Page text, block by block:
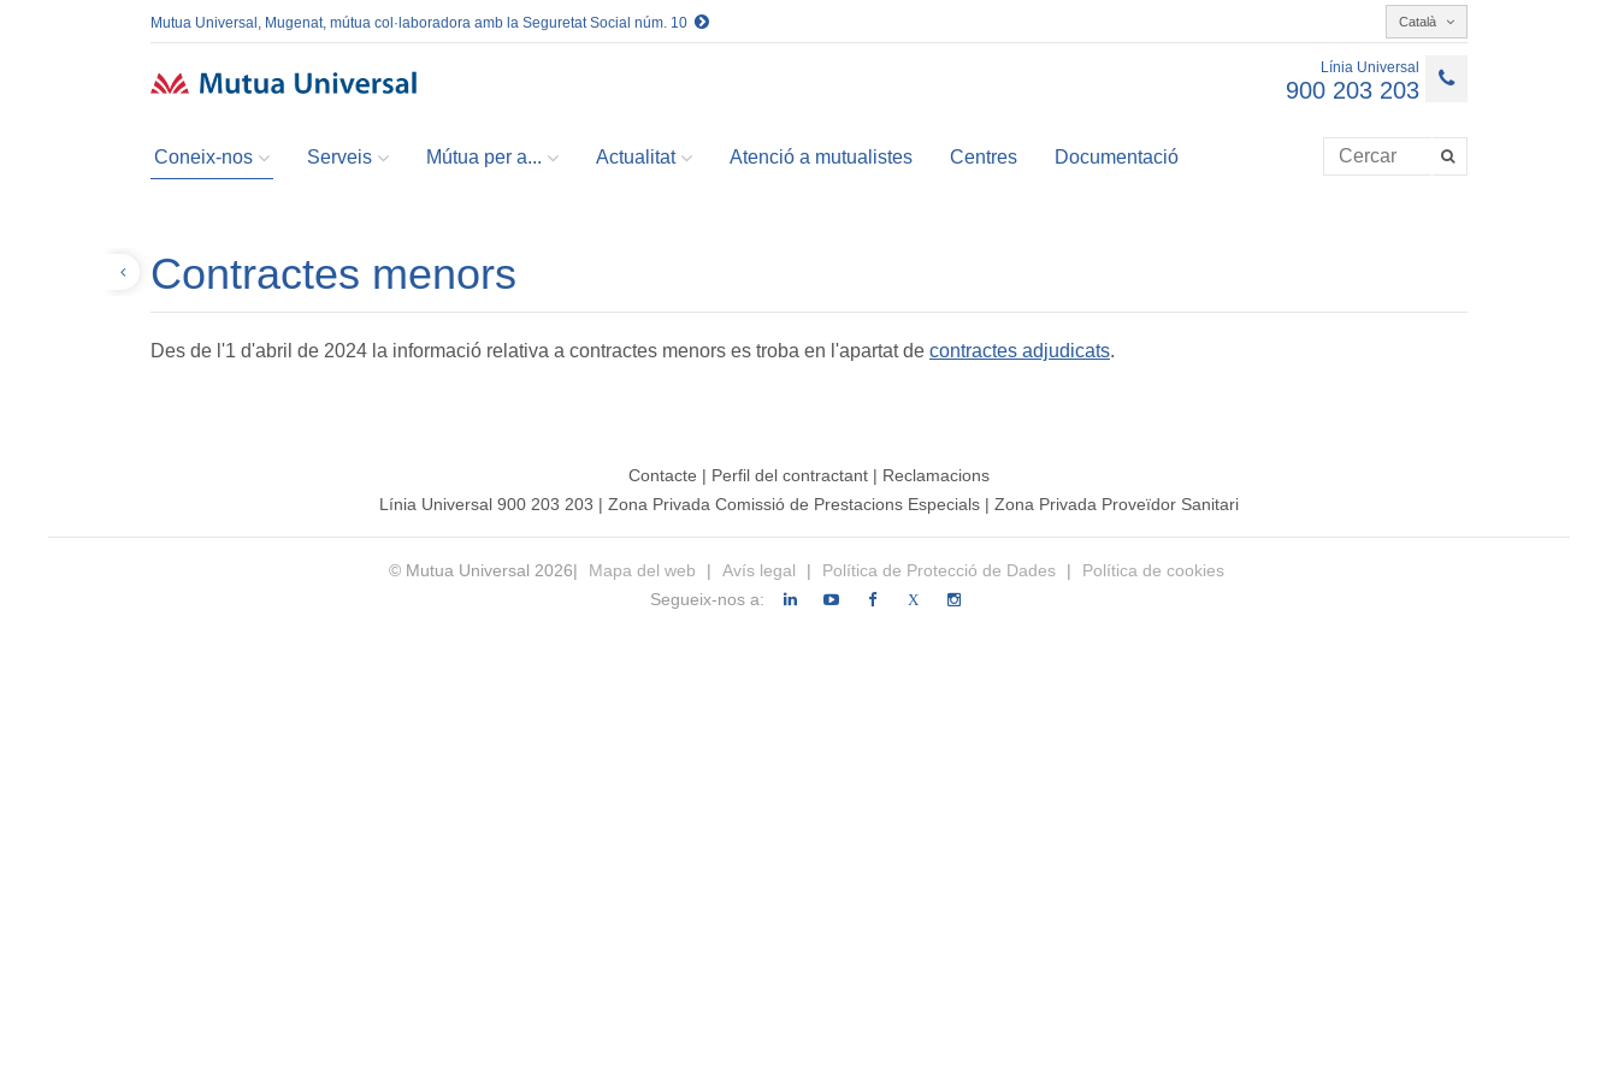
Mutua Universal, Mugenat, mútua col·laboradora amb la Seguretat Social núm. 10 Català
Línia Universal
900 203 203
Coneix-nos Serveis Mútua per a... Actualitat Atenció a mutualistes Centres Documentació
Contractes menors
Des de l'1 d'abril de 2024 la informació relativa a contractes menors es troba en l'apartat de contractes adjudicats.
Contacte | Perfil del contractant | Reclamacions
Línia Universal 900 203 203 | Zona Privada Comissió de Prestacions Especials | Zona Privada Proveïdor Sanitari
© Mutua Universal 2026| Mapa del web | Avís legal | Política de Protecció de Dades |
Política de cookies
Segueix-nos a:
X